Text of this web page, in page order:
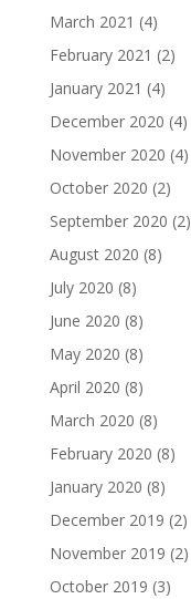
March 2021 (4)
February 2021 (2)
January 2021 (4)
December 2020 (4)
November 2020 (4)
October 2020 (2)
September 2020 (2)
August 2020 (8)
July 2020 (8)
June 2020 (8)
May 2020 (8)
April 2020 (8)
March 2020 (8)
February 2020 (8)
January 2020 (8)
December 2019 (2)
November 2019 (2)
October 2019 (3)